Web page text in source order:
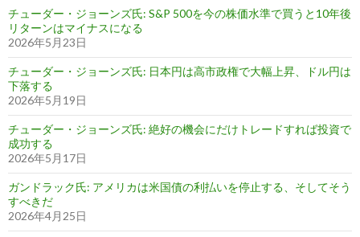
チューダー・ジョーンズ氏: S&P 500を今の株価水準で買うと10年後
リターンはマイナスになる
2026年5月23日
チューダー・ジョーンズ氏: 日本円は高市政権で大幅上昇、ドル円は
下落する
2026年5月19日
チューダー・ジョーンズ氏: 絶好の機会にだけトレードすれば投資で
成功する
2026年5月17日
ガンドラック氏: アメリカは米国債の利払いを停止する、そしてそう
すべきだ
2026年4月25日